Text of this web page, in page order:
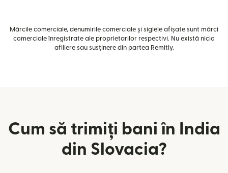
Mărcile comerciale, denumirile comerciale și siglele afișate sunt mărci
comerciale înregistrate ale proprietarilor respectivi. Nu există nicio
afiliere sau susținere din partea Remitly.
Cum să trimiți bani în India
din Slovacia?